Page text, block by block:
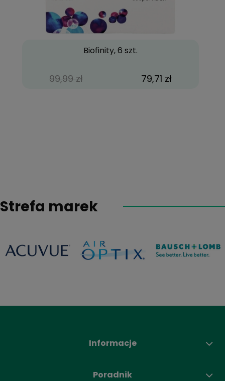
Biofinity, 6 szt.
99,99 zł 79,71 zł
Strefa marek
Informacje
Poradnik